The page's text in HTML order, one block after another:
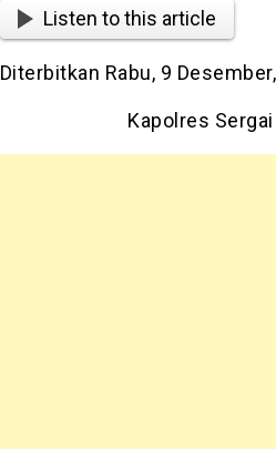
Listen to this article
Diterbitkan Rabu, 9
Kapolres